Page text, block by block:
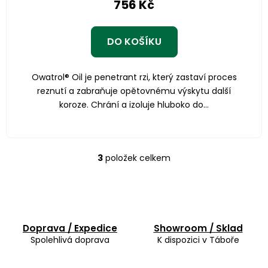
756 Kč
DO KOŠÍKU
Owatrol® Oil je penetrant rzi, který zastaví proces
reznutí a zabraňuje opětovnému výskytu další
koroze. Chrání a izoluje hluboko do...
O
3 položek celkem
Doprava / Expedice
Spolehlivá doprava
Showroom / Sklad
K dispozici v Táboře